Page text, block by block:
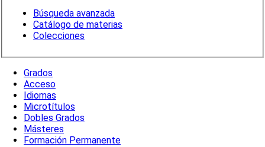
Búsqueda avanzada
Catálogo de materias
Colecciones
Grados
Acceso
Idiomas
Microtítulos
Dobles Grados
Másteres
Formación Permanente